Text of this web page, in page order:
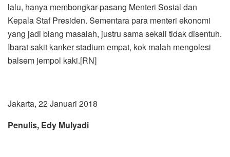
lalu, hanya membongkar-pasang Menteri Sosial dan
Kepala Staf Presiden. Sementara para menteri ekonomi
yang jadi biang masalah, justru sama sekali tidak disentuh.
Ibarat sakit kanker stadium empat, kok malah mengolesi
balsem jempol kaki.[RN]
Jakarta, 22 Januari 2018
Penulis, Edy Mulyadi